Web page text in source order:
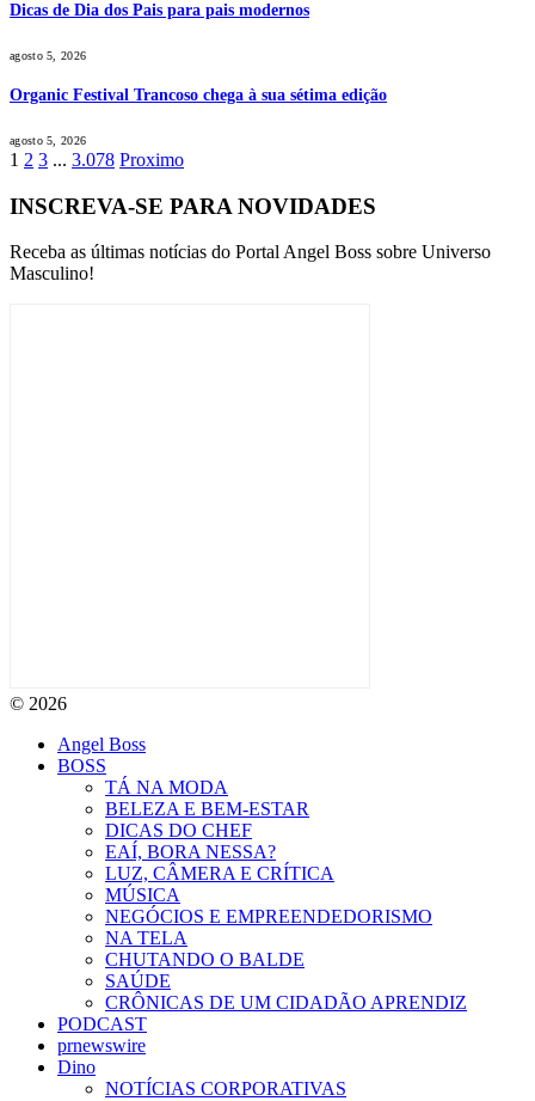
Dicas de Dia dos Pais para pais modernos
agosto 5, 2026
Organic Festival Trancoso chega à sua sétima edição
agosto 5, 2026
1 2 3 ... 3.078 Proximo
INSCREVA-SE PARA NOVIDADES
Receba as últimas notícias do Portal Angel Boss sobre Universo
Masculino!
© 2026
Angel Boss
BOSS
TÁ NA MODA
BELEZA E BEM-ESTAR
DICAS DO CHEF
EAÍ, BORA NESSA?
LUZ, CÂMERA E CRÍTICA
MÚSICA
NEGÓCIOS E EMPREENDEDORISMO
NA TELA
CHUTANDO O BALDE
SAÚDE
CRÔNICAS DE UM CIDADÃO APRENDIZ
PODCAST
prnewswire
Dino
NOTÍCIAS CORPORATIVAS